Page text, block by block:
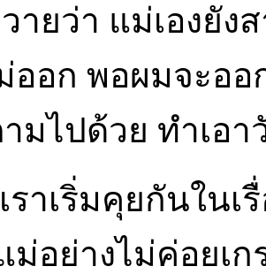
ายว่า แม่เองยัง
ออก พอผมจะอ
มไปด้วย ทำเอา
ราเริ่มคุยกันใน
ม่อย่างไม่ค่อยเก